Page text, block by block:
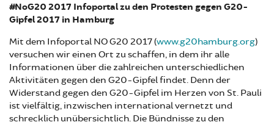
#NoG20 2017 Infoportal zu den Protesten gegen G20-
Gipfel 2017 in Hamburg
Mit dem Infoportal NO G20 2017 (www.g20hamburg.org)
versuchen wir einen Ort zu schaffen, in dem ihr alle
Informationen über die zahlreichen unterschiedlichen
Aktivitäten gegen den G20-Gipfel findet. Denn der
Widerstand gegen den G20-Gipfel im Herzen von St. Pauli
ist vielfältig, inzwischen international vernetzt und
schrecklich unübersichtlich. Die Bündnisse zu den